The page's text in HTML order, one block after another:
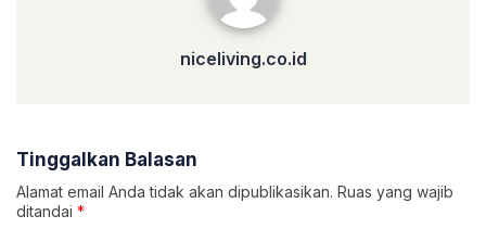
niceliving.co.id
Tinggalkan Balasan
Alamat email Anda tidak akan dipublikasikan. Ruas yang wajib
ditandai *